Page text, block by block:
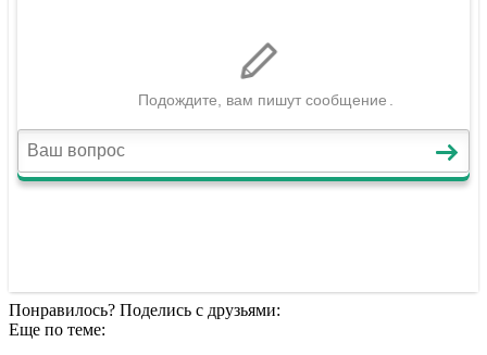
Понравилось? Поделись с друзьями:
Еще по теме: